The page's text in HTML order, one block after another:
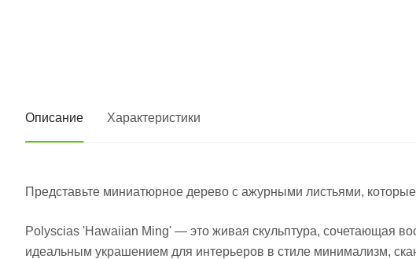
Описание Характеристики
Представьте миниатюрное дерево с ажурными листьями,
Polyscias 'Hawaiian Ming' — это живая скульптура, сочетающая
идеальным украшением для интерьеров в стиле минимализм,